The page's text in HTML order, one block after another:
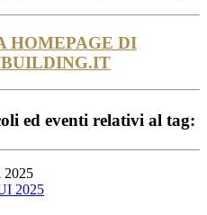
HOMEPAGE DI
ed eventi relativi al tag:
2025